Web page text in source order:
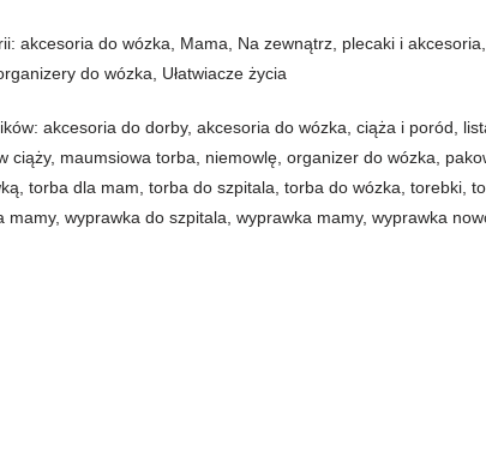
akcesoria do wózka Mama Na zewnątrz plecaki i akcesoria
do wózka
Ułatwiacze życia
akcesoria do dorby,akcesoria do wózka ,ciąża i poród
ciąży, maumsiowa torba niemowlę ,organizer do wózka
,torba dla mam ,torba do szpitala ,torba do wózka ,torebki ,
mamy,wyprawka do szpitala ,wyprawka mamy,wyprawka